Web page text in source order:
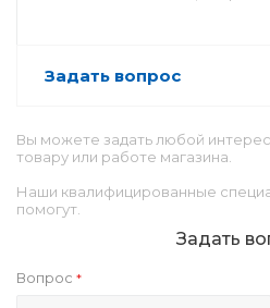
Задать вопрос
Вы можете задать любой
товару или работе магазина.
Наши квалифицированные
помогут.
Задать
Вопрос *